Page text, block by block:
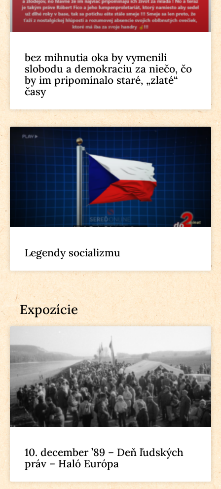
bez mihnutia oka by vymenili
slobodu a demokraciu za niečo, čo
by im pripomínalo staré, „zlaté“
časy
Legendy socializmu
Expozície
10. december ’89 – Deň ľudských
práv – Haló Európa